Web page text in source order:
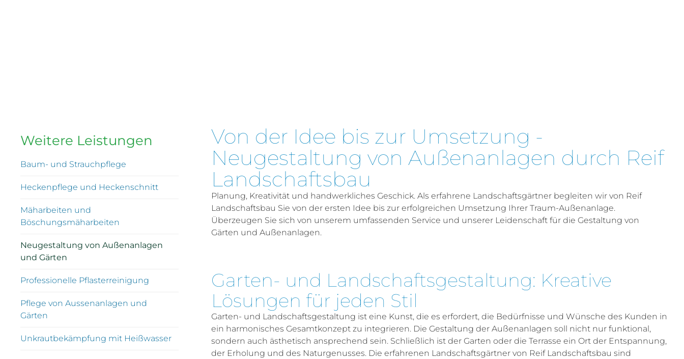
Von der Idee bis zur Umsetzung -
Neugestaltung von Außenanlagen durch Reif
Landschaftsbau
Planung, Kreativität und handwerkliches Geschick. Als erfahrene Landschaftsgärtner begleiten wir von Reif
Landschaftsbau Sie von der ersten Idee bis zur erfolgreichen Umsetzung Ihrer Traum-Außenanlage.
Überzeugen Sie sich von unserem umfassenden Service und unserer Leidenschaft für die Gestaltung von
Gärten und Außenanlagen.
Garten- und Landschaftsgestaltung: Kreative
Lösungen für jeden Stil
Garten- und Landschaftsgestaltung ist eine Kunst, die es erfordert, die Bedürfnisse und Wünsche des Kunden in
ein harmonisches Gesamtkonzept zu integrieren. Die Gestaltung der Außenanlagen soll nicht nur funktional,
sondern auch ästhetisch ansprechend sein. Schließlich ist der Garten oder die Terrasse ein Ort der Entspannung,
der Erholung und des Naturgenusses. Die erfahrenen Landschaftsgärtner von Reif Landschaftsbau sind
Weitere Leistungen
Baum- und Strauchpflege
Heckenpflege und Heckenschnitt
Mäharbeiten und
Böschungsmäharbeiten
Neugestaltung von Außenanlagen
und Gärten
Professionelle Pflasterreinigung
Pflege von Aussenanlagen und
Gärten
Unkrautbekämpfung mit Heißwasser